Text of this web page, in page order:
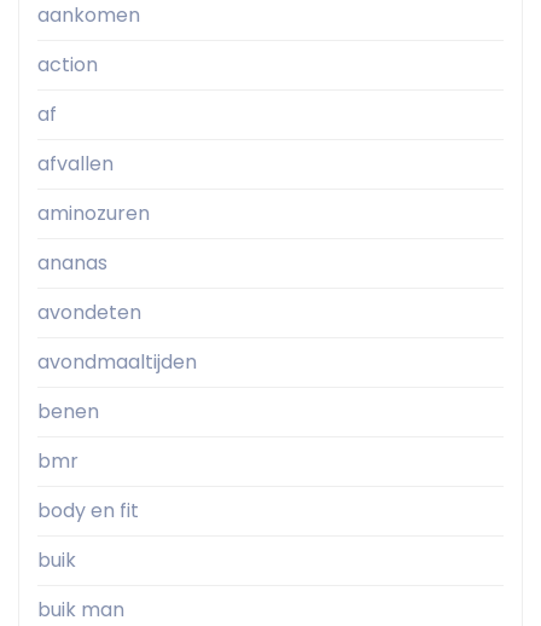
aankomen
action
af
afvallen
aminozuren
ananas
avondeten
avondmaaltijden
benen
bmr
body en fit
buik
buik man